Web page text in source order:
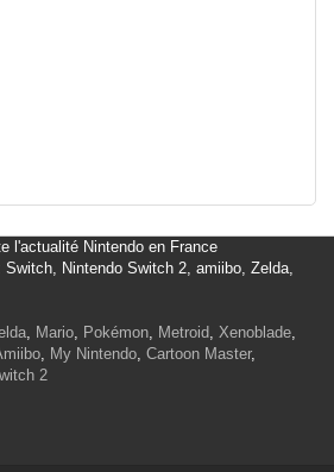
l'actualité Nintendo en France
Nintendo Switch 2, amiibo, Zelda,
, Mario, Pokémon, Metroid, Xenoblade,
, My Nintendo, Cartoon Master,
2